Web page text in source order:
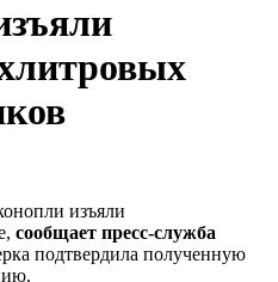
изъяли
сообщает пресс-служба
подтвердила полученную